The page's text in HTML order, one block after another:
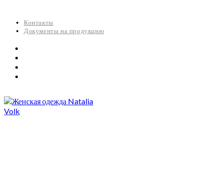
Контакты
Документы на продукцию